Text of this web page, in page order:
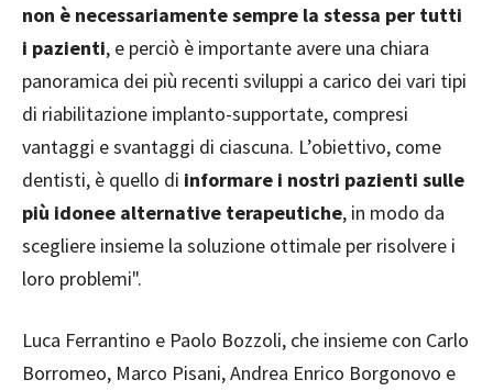
non è necessariamente sempre la stessa per tutti
i pazienti, e perciò è importante avere una chiara
panoramica dei più recenti sviluppi a carico dei vari tipi
di riabilitazione implanto-supportate, compresi
vantaggi e svantaggi di ciascuna. L’obiettivo, come
dentisti, è quello di informare i nostri pazienti sulle
più idonee alternative terapeutiche, in modo da
scegliere insieme la soluzione ottimale per risolvere i
loro problemi".
Luca Ferrantino e Paolo Bozzoli, che insieme con Carlo
Borromeo, Marco Pisani, Andrea Enrico Borgonovo e